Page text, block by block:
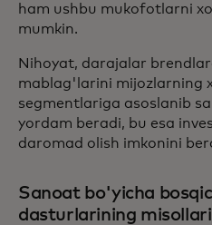
ham ushbu mukofotlarni
mumkin.
Nihoyat, darajalar
mablag'larini mijozlarning
segmentlariga asoslanib
yordam beradi, bu esa
daromad olish imkonini
Sanoat bo'yicha
dasturlarining misollari